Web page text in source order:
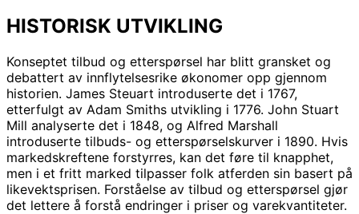
HISTORISK UTVIKLING
Konseptet tilbud og etterspørsel har blitt gransket og
debattert av innflytelsesrike økonomer opp gjennom
historien. James Steuart introduserte det i 1767,
etterfulgt av Adam Smiths utvikling i 1776. John Stuart
Mill analyserte det i 1848, og Alfred Marshall
introduserte tilbuds- og etterspørselskurver i 1890. Hvis
markedskreftene forstyrres, kan det føre til knapphet,
men i et fritt marked tilpasser folk atferden sin basert på
likevektsprisen. Forståelse av tilbud og etterspørsel gjør
det lettere å forstå endringer i priser og varekvantiteter.